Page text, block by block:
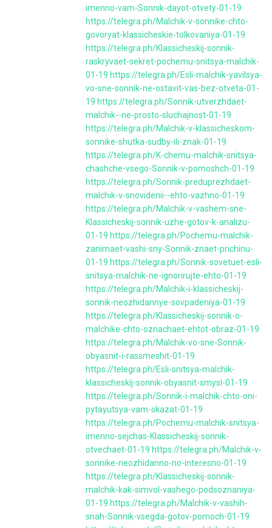
imenno-vam-Sonnik-dayot-otvety-01-19
https://telegra.ph/Malchik-v-sonnike-chto-
govoryat-klassicheskie-tolkovaniya-01-19
https://telegra.ph/Klassicheskij-sonnik-
raskryvaet-sekret-pochemu-snitsya-malchik-
01-19 https://telegra.ph/Esli-malchik-yavilsya-
vo-sne-sonnik-ne-ostavit-vas-bez-otveta-01-
19 https://telegra.ph/Sonnik-utverzhdaet-
malchik--ne-prosto-sluchajnost-01-19
https://telegra.ph/Malchik-v-klassicheskom-
sonnike-shutka-sudby-ili-znak-01-19
https://telegra.ph/K-chemu-malchik-snitsya-
chashche-vsego-Sonnik-v-pomoshch-01-19
https://telegra.ph/Sonnik-preduprezhdaet-
malchik-v-snovidenii--ehto-vazhno-01-19
https://telegra.ph/Malchik-v-vashem-sne-
Klassicheskij-sonnik-uzhe-gotov-k-analizu-
01-19 https://telegra.ph/Pochemu-malchik-
zanimaet-vashi-sny-Sonnik-znaet-prichinu-
01-19 https://telegra.ph/Sonnik-sovetuet-esli-
snitsya-malchik-ne-ignorirujte-ehto-01-19
https://telegra.ph/Malchik-i-klassicheskij-
sonnik-neozhidannye-sovpadeniya-01-19
https://telegra.ph/Klassicheskij-sonnik-o-
malchike-chto-oznachaet-ehtot-obraz-01-19
https://telegra.ph/Malchik-vo-sne-Sonnik-
obyasnit-i-rassmeshit-01-19
https://telegra.ph/Esli-snitsya-malchik-
klassicheskij-sonnik-obyasnit-smysl-01-19
https://telegra.ph/Sonnik-i-malchik-chto-oni-
pytayutsya-vam-skazat-01-19
https://telegra.ph/Pochemu-malchik-snitsya-
imenno-sejchas-Klassicheskij-sonnik-
otvechaet-01-19 https://telegra.ph/Malchik-v-
sonnike-neozhidanno-no-interesno-01-19
https://telegra.ph/Klassicheskij-sonnik-
malchik-kak-simvol-vashego-podsoznaniya-
01-19 https://telegra.ph/Malchik-v-vashih-
snah-Sonnik-vsegda-gotov-pomoch-01-19